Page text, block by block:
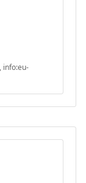
info:eu-